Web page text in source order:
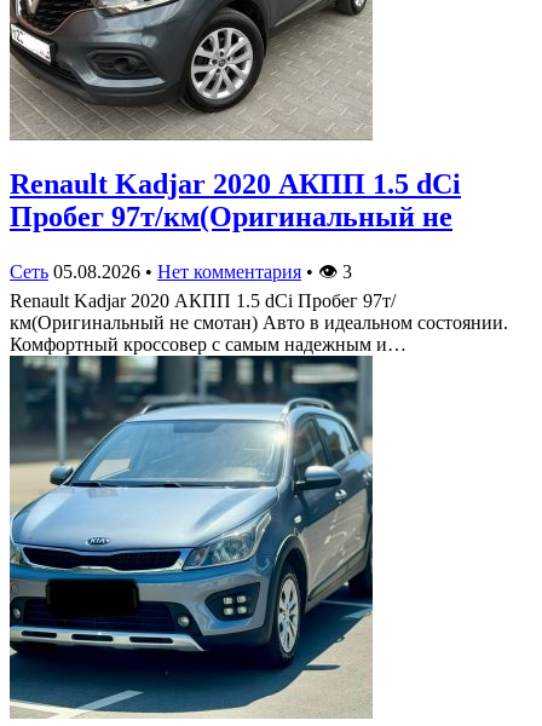
Renault Kadjar 2020 АКПП 1.5 dCi
Пробег 97т/км(Оригинальный не
Сеть 05.08.2026 • Нет комментария • 👁 3
Renault Kadjar 2020 АКПП 1.5 dCi Пробег 97т/
км(Оригинальный не смотан) Авто в идеальном состоянии.
Комфортный кроссовер с самым надежным и…